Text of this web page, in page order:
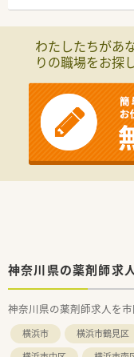
患者様に丁寧に
■ノルマに追われ
的なサービスを
■薬剤師と調剤
け合いながらス
■明るくて低姿
な人柄の方が馴
【想定されるキャ
■入社後は店舗
ンターで実践的
アアップを目指
■在宅業務に特
【法人特徴につい
■関東および東
■34年間にわた
高いシェアに
■売上ノルマは設
て本質的なサー
わたしたちがあ
りの職場をお探
神奈川県の薬剤師求
神奈川県の薬剤師求人を
横浜市 横浜市鶴見区